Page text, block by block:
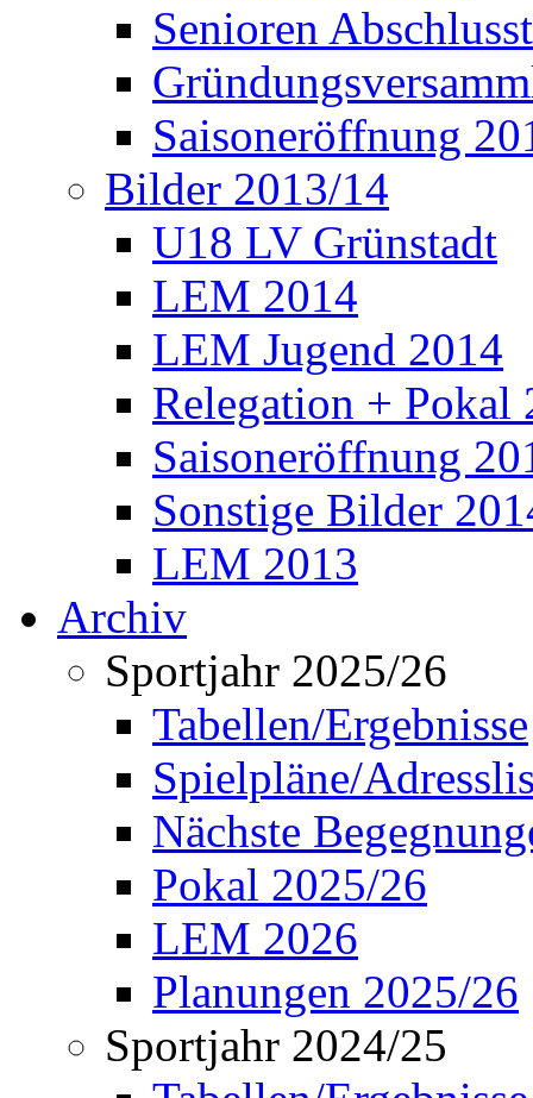
Senioren
Saisoneröffnung
Bilder 2013/14
U18 LV Grünstadt
LEM 2014
LEM Jugend 2014
Relegation + Pokal
Saisoneröffnung
Sonstige Bilder
LEM 2013
Archiv
Sportjahr 2025/26
Tabellen/Ergebnisse
Spielpläne/
Nächste
Pokal 2025/26
LEM 2026
Planungen 2025/26
Sportjahr 2024/25